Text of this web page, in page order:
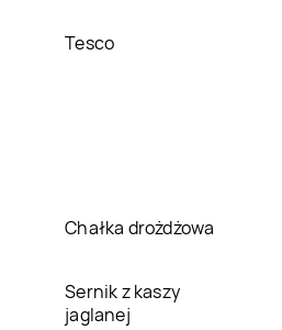
Tesco
Chałka drożdżowa
Sernik z kaszy
jaglanej